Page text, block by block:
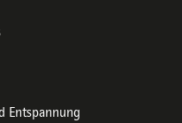
Entspannung